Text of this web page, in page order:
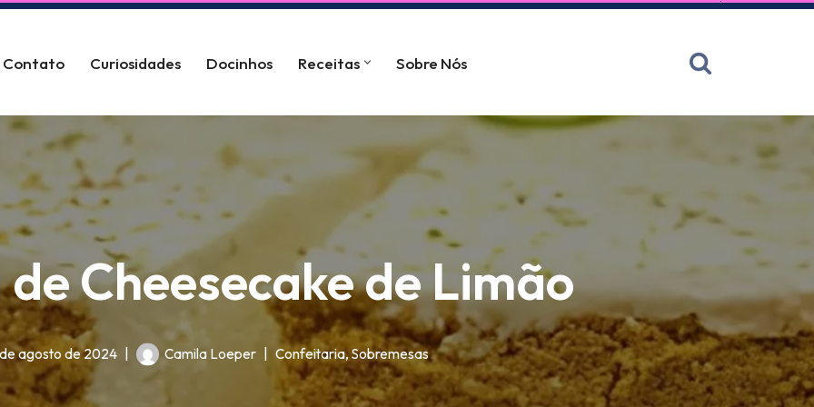
Contato Curiosidades Docinhos Receitas Sobre Nós
Cheesecake de Limão
agosto de 2024 Camila Loeper Confeitaria, Sobremesas